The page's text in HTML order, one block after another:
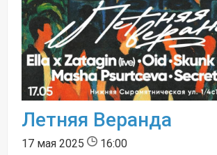
Летняя Веранда
17 мая 2025
16:00